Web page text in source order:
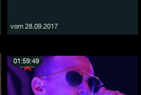
vom 28.09.2017
01:59:49